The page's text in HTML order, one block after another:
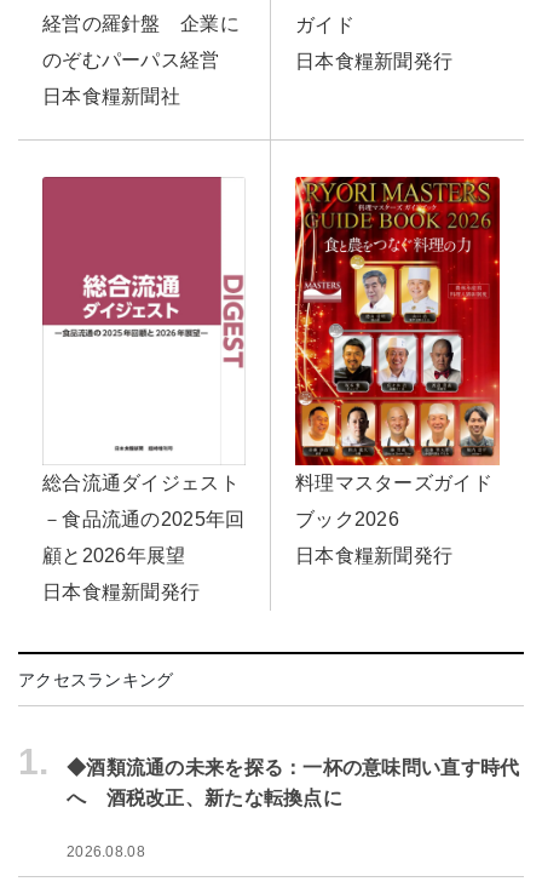
経営の羅針盤 企業に
のぞむパーパス経営
日本食糧新聞社
ガイド
日本食糧新聞発行
総合流通ダイジェスト
－食品流通の2025年回
顧と2026年展望
日本食糧新聞発行
料理マスターズガイド
ブック2026
日本食糧新聞発行
アクセスランキング
1.
◆酒類流通の未来を探る：一杯の意味問い直す時代
へ 酒税改正、新たな転換点に
2026.08.08